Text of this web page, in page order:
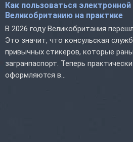
Как пользоваться электронной
Великобританию на практике
В 2026 году Великобритания
Это значит, что консульская
привычных стикеров, которые
загранпаспорт. Теперь
оформляются в...